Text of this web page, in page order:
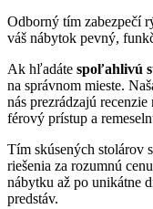
Odborný tím zabezpečí
váš nábytok pevný,
Ak hľadáte spoľahlivú
na správnom mieste.
nás prezrádzajú
férový prístup a
Tím skúsených stolárov
riešenia za rozumnú
nábytku až po unikátne
predstáv.